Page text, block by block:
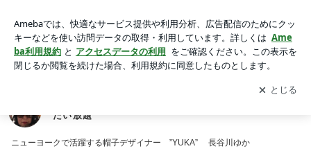
アプリをダウンロードして ブログの更新通知
を受け取りまし
ょう。
開く
たい放題
ニューヨークで活躍する帽子デザイナー ”YUKA” 長谷川ゆか